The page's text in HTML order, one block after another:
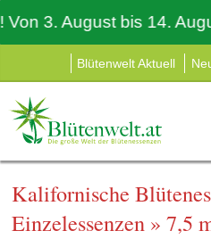
3. August bis 14.
Blütenwelt Aktuell
Kalifornische
Einzelessenzen » 7,5